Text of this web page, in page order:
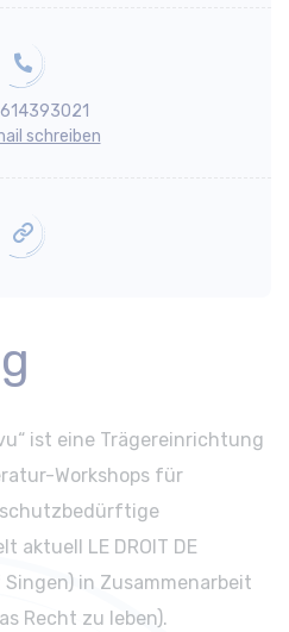
schreiben
ist eine Trägereinrichtung
Workshops für
aktuell LE DROIT DE
Singen) in Zusammenarbeit
Recht zu leben).